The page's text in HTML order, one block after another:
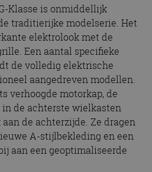
Klasse is onmiddellijk
traditierijke modelserie. Het
elektrolook met de
Een aantal specifieke
de volledig elektrische
aangedreven modellen.
verhoogde motorkap, de
in de achterste wielkasten
de achterzijde. Ze dragen
A-stijlbekleding en een
aan een geoptimaliseerde